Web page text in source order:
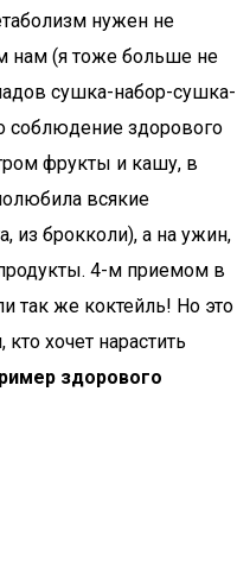
нужен не
нам (я тоже больше не
сушка-набор-сушка-
соблюдение здорового
фрукты и кашу, в
всякие
из брокколи), а на ужин,
4-м приемом в
так же коктейль! Но это
хочет нарастить
здорового